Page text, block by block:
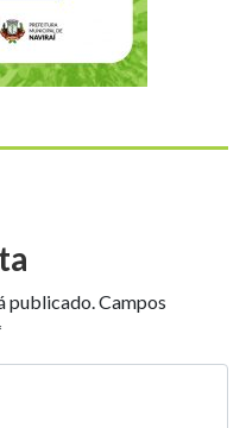
publicado.Campos